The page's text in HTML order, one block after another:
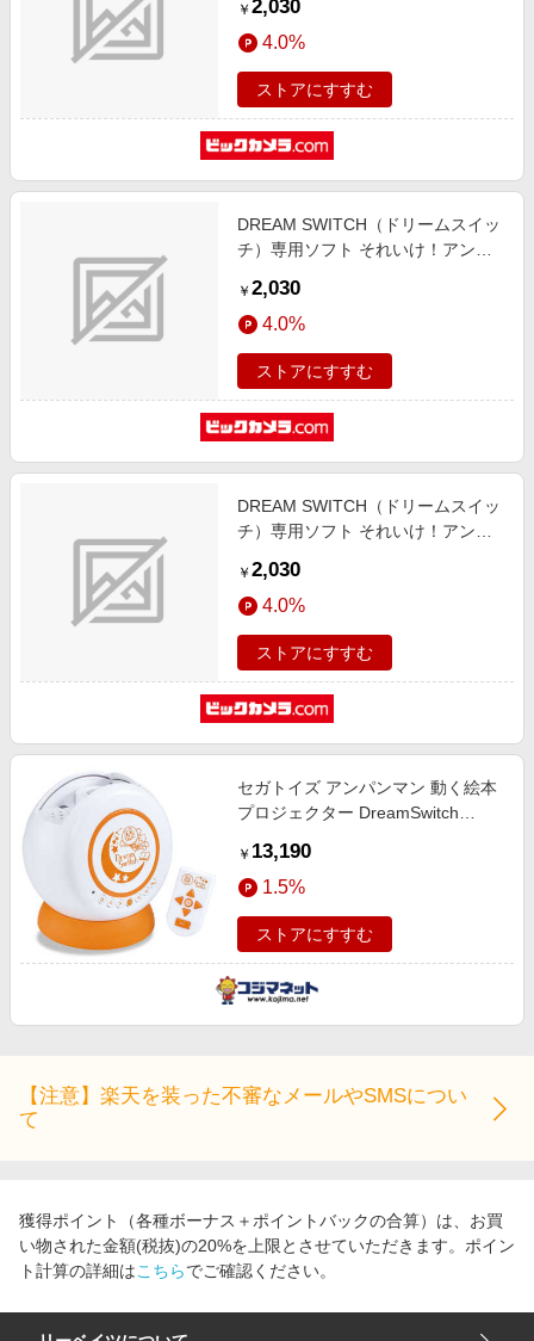
デジタルコンテンツ
ビジネス・その他サービス
週末の高還元 夏の長期版
と ひらめきあそび
￥ 2,030
4.0%
ストアにすすむ
DREAM SWITCH（ドリームスイッ
チ）専用ソフト それいけ！アンパ
と いろ・かず・かたちあそび
￥ 2,030
4.0%
ストアにすすむ
DREAM SWITCH（ドリームスイッ
チ）専用ソフト それいけ！アンパ
と ことばあそび
￥ 2,030
4.0%
ストアにすすむ
セガトイズ アンパンマン 動く絵本
プロジェクター DreamSwitch
￥ 13,190
1.5%
ストアにすすむ
【注意】楽天を装った不審なメールやSMSについ
て
獲得ポイント（各種ボーナス＋ポイントバックの合算）は、お買
い物された金額(税抜)の20%を上限とさせていただきます。ポイン
ト計算の詳細はこちらでご確認ください。